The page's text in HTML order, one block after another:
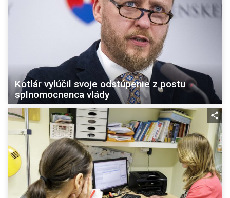
Kotlár vylúčil svoje odstúpenie z postu
splnomocnenca vlády